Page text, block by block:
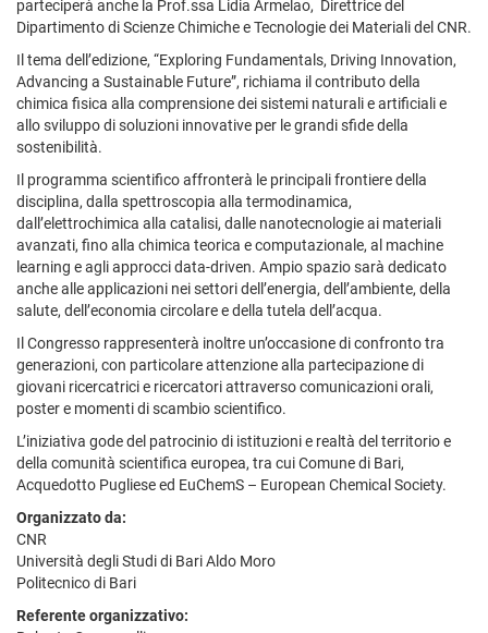
parteciperà anche la Prof.ssa Lidia Armelao, Direttrice del
Dipartimento di Scienze Chimiche e Tecnologie dei Materiali del CNR.
Il tema dell’edizione, “Exploring Fundamentals, Driving Innovation,
Advancing a Sustainable Future”, richiama il contributo della
chimica fisica alla comprensione dei sistemi naturali e artificiali e
allo sviluppo di soluzioni innovative per le grandi sfide della
sostenibilità.
Il programma scientifico affronterà le principali frontiere della
disciplina, dalla spettroscopia alla termodinamica,
dall’elettrochimica alla catalisi, dalle nanotecnologie ai materiali
avanzati, fino alla chimica teorica e computazionale, al machine
learning e agli approcci data-driven. Ampio spazio sarà dedicato
anche alle applicazioni nei settori dell’energia, dell’ambiente, della
salute, dell’economia circolare e della tutela dell’acqua.
Il Congresso rappresenterà inoltre un’occasione di confronto tra
generazioni, con particolare attenzione alla partecipazione di
giovani ricercatrici e ricercatori attraverso comunicazioni orali,
poster e momenti di scambio scientifico.
L’iniziativa gode del patrocinio di istituzioni e realtà del territorio e
della comunità scientifica europea, tra cui Comune di Bari,
Acquedotto Pugliese ed EuChemS – European Chemical Society.
Organizzato da:
CNR
Università degli Studi di Bari Aldo Moro
Politecnico di Bari
Referente organizzativo: